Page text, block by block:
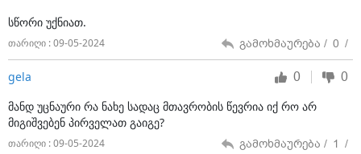
სწორი უქნიათ.
თარიღი : 09-05-2024 გამოხმაურება / 0 /
gela 0 0
მანდ უცნაური რა ნახე სადაც მთავრობის წევრია იქ რო არ
მიგიშვებენ პირველათ გაიგე?
თარიღი : 09-05-2024 გამოხმაურება / 1 /